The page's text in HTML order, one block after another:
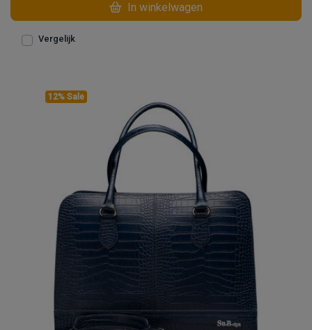
In winkelwagen
Vergelijk
12% Sale